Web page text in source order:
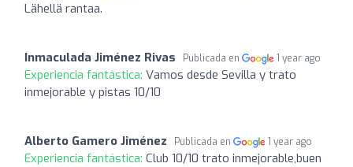
Lähellä rantaa.
Inmaculada Jiménez Rivas Publicada en 1 year ago
Experiencia fantástica: Vamos desde Sevilla y trato
inmejorable y pistas 10/10
Alberto Gamero Jiménez Publicada en 1 year ago
Experiencia fantástica: Club 10/10 trato inmejorable,buen